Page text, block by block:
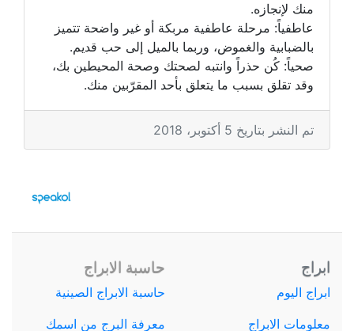
منك لإنجازه.
عاطفياً: مرحلة عاطفية مربكة أو غير واضحة تتميز
بالضبابية والغموض، وربما بالميل إلى حب قديم.
صحياً: كُن حذراً وانتبه لصحتك وصحة المحيطين بك،
وقد تقلق بسبب ما يتعلق بأحد المقرّبين منك.
تم النشر بتاريخ 5 أكتوبر، 2018
ابراج
ابراج اليوم
معلومات الابراج
حاسبة الابراج
حاسبة الابراج الصينية
معرفة البرج من اسمك